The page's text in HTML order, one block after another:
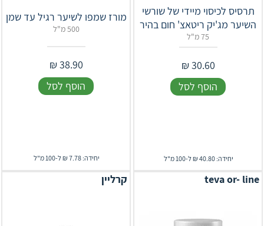
תרסיס לכיסוי מיידי של שורשי
השיער מג'יק ריטאצ' חום בהיר
75 מ"ל
30.60
₪
הוסף לסל
יחידה: 40.80 ₪ ל-100 מ"ל
מורז שמפו לשיער רגיל עד שמן
500 מ"ל
38.90
₪
הוסף לסל
יחידה: 7.78 ₪ ל-100 מ"ל
teva or- line קרליין